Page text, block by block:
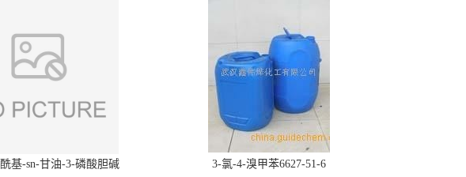
基-sn-甘油-3-磷酸胆碱 3-氯-4-溴甲苯6627-51-6